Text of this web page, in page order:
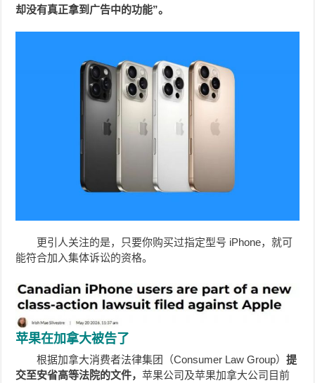
却没有真正拿到广告中的功能”。
更引人关注的是，只要你购买过指定型号 iPhone，就可
能符合加入集体诉讼的资格。
苹果在加拿大被告了
根据加拿大消费者法律集团（Consumer Law Group）提
交至安省高等法院的文件，苹果公司及苹果加拿大公司目前